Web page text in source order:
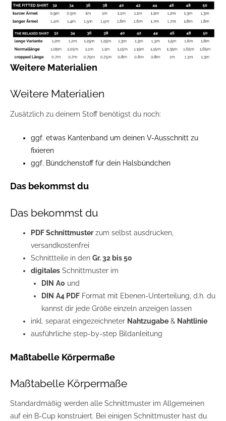
Weitere Materialien
Weitere Materialien
Zusätzlich zu deinem Stoff benötigst du noch:
ggf. etwas Kantenband um deinen V-Ausschnitt zu
fixieren
ggf. Bündchenstoff für dein Halsbündchen
Das bekommst du
Das bekommst du
PDF Schnittmusterzum selbst ausdrucken,
versandkostenfrei
Schnittteile in denGr. 32 bis 50
digitales Schnittmuster im
DIN A0 und
DIN A4 PDFFormat mit Ebenen-Unterteilung, d.h. du
kannst dir jede Größe einzeln anzeigen lassen
inkl. separat eingezeichneter Nahtzugabe & Nahtlinie
ausführliche step-by-step Bildanleitung
Maßtabelle Körpermaße
Maßtabelle Körpermaße
Standardmäßig werden alle Schnittmuster im Allgemeinen
auf ein B-Cup konstruiert. Bei einigen Schnittmuster hast du